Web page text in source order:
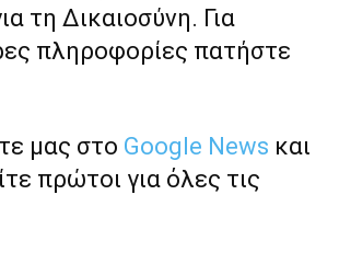
τη Δικαιοσύνη. Για
πληροφορίες πατήστε
μας στο Google News και
πρώτοι για όλες τις